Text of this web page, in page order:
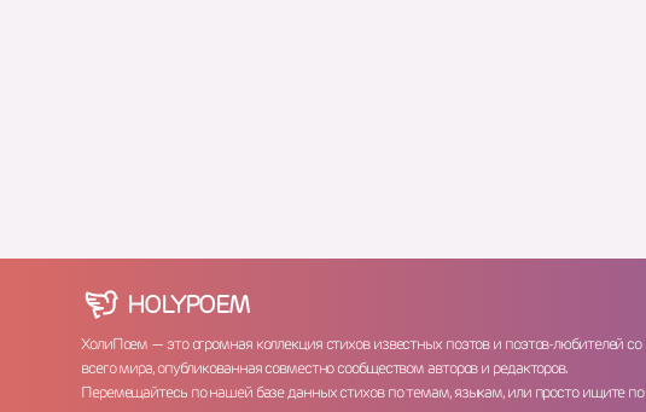
HOLYPOEM
ХолиПоем — это огромная коллекция стихов известных поэтов и поэтов-любителей со
всего мира, опубликованная совместно сообществом авторов и редакторов.
Перемещайтесь по нашей базе данных стихов по темам, языкам, или просто ищите по